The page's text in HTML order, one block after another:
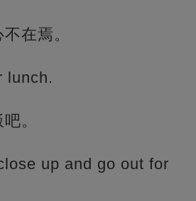
在焉。
lunch.
。
up and go out for